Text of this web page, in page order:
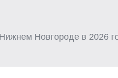
Новгороде в 2026